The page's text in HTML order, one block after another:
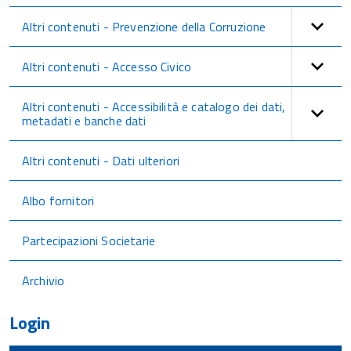
Altri contenuti - Prevenzione della Corruzione
Altri contenuti - Accesso Civico
Altri contenuti - Accessibilità e catalogo dei dati,
metadati e banche dati
Altri contenuti - Dati ulteriori
Albo fornitori
Partecipazioni Societarie
Archivio
Login